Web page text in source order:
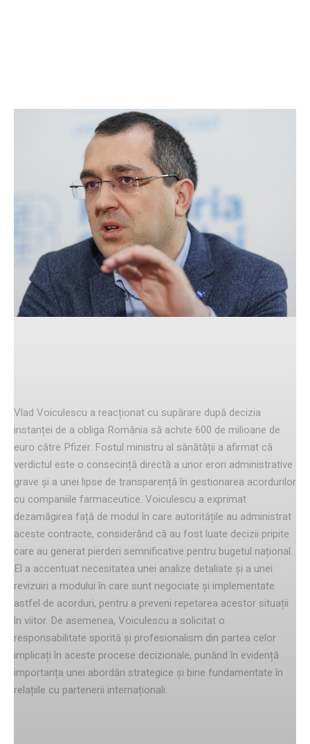
Facebook Twitter Pinterest
Vlad Voiculescu a reacționat cu supărare după decizia
instanței de a obliga România să achite 600 de milioane de
euro către Pfizer. Fostul ministru al sănătății a afirmat că
verdictul este o consecință directă a unor erori administrative
grave și a unei lipse de transparență în gestionarea acordurilor
cu companiile farmaceutice. Voiculescu a exprimat
dezamăgirea față de modul în care autoritățile au administrat
aceste contracte, considerând că au fost luate decizii pripite
care au generat pierderi semnificative pentru bugetul național.
El a accentuat necesitatea unei analize detaliate și a unei
revizuiri a modului în care sunt negociate și implementate
astfel de acorduri, pentru a preveni repetarea acestor situații
în viitor. De asemenea, Voiculescu a solicitat o
responsabilitate sporită și profesionalism din partea celor
implicați în aceste procese decizionale, punând în evidență
importanța unei abordări strategice și bine fundamentate în
relațiile cu partenerii internaționali.